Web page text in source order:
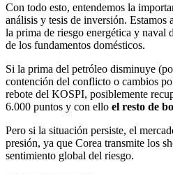
Con todo esto, entendemos la
análisis y tesis de inversión. Estamos
la prima de riesgo energética y naval
de los fundamentos domésticos.
Si la prima del petróleo disminuye
contención del conflicto o cambios
rebote del KOSPI, posiblemente
6.000 puntos y con ello el resto de
Pero si la situación persiste, el
presión, ya que Corea transmite los
sentimiento global del riesgo.